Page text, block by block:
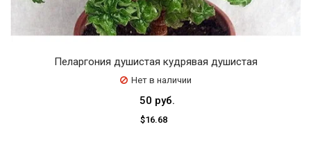
Пеларгония душистая кудрявая душистая
Нет в наличии
50 руб.
$16.68